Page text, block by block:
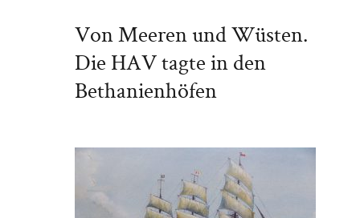
Von Meeren und Wüsten.
Die HAV tagte in den
Bethanienhöfen